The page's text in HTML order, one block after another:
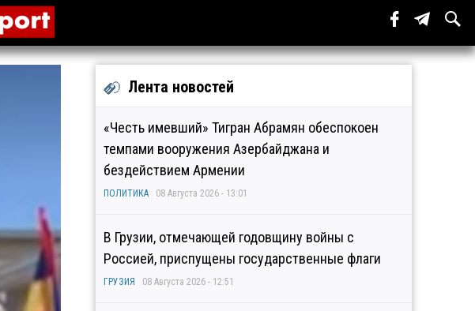
Лента новостей
«Честь имевший» Тигран Абрамян обеспокоен
темпами вооружения Азербайджана и
бездействием Армении
ПОЛИТИКА 08 Августа 2026 - 13:01
В Грузии, отмечающей годовщину войны с
Россией, приспущены государственные флаги
ГРУЗИЯ 08 Августа 2026 - 12:51